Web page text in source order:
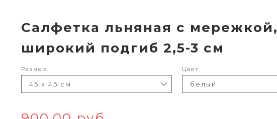
Салфетка льняная с мережкой,
широкий подгиб 2,5-3 см
Размер Цвет